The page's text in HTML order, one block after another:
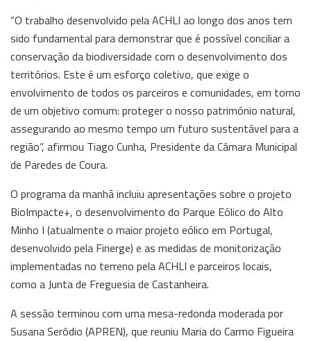
“O trabalho desenvolvido pela ACHLI ao longo dos anos tem
sido fundamental para demonstrar que é possível conciliar a
conservação da biodiversidade com o desenvolvimento dos
territórios. Este é um esforço coletivo, que exige o
envolvimento de todos os parceiros e comunidades, em torno
de um objetivo comum: proteger o nosso património natural,
assegurando ao mesmo tempo um futuro sustentável para a
região”, afirmou Tiago Cunha, Presidente da Câmara Municipal
de Paredes de Coura.
O programa da manhã incluiu apresentações sobre o projeto
BioImpacte+, o desenvolvimento do Parque Eólico do Alto
Minho I (atualmente o maior projeto eólico em Portugal,
desenvolvido pela Finerge) e as medidas de monitorização
implementadas no terreno pela ACHLI e parceiros locais,
como a Junta de Freguesia de Castanheira.
A sessão terminou com uma mesa-redonda moderada por
Susana Serôdio (APREN), que reuniu Maria do Carmo Figueira